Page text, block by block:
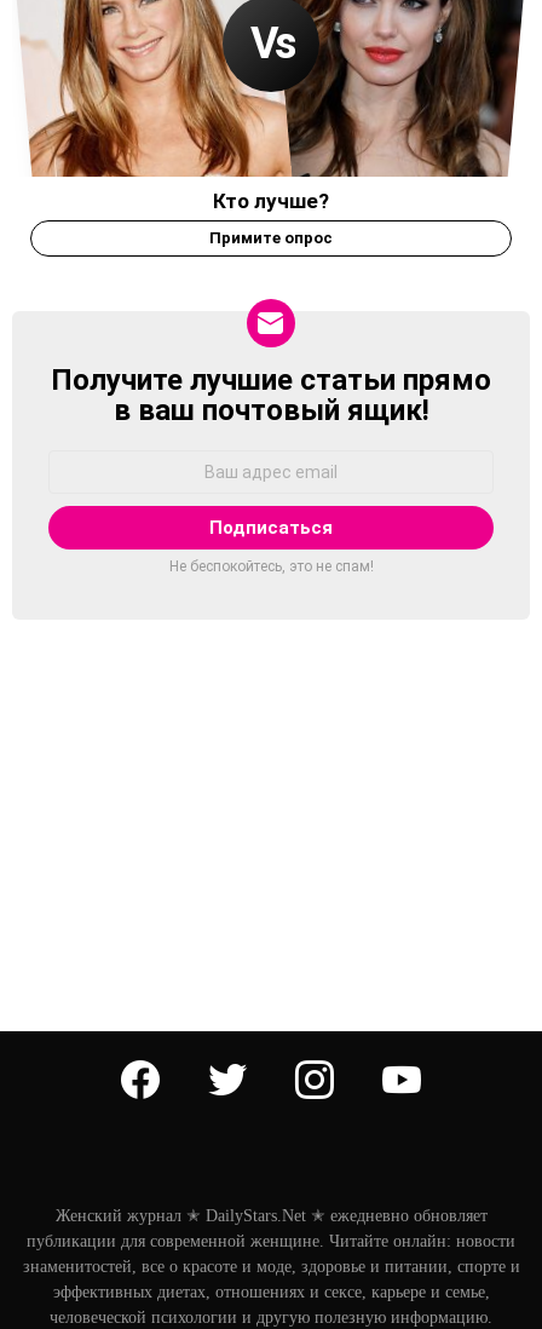
Кто лучше?
Примите опрос
NEWSLETTER
Получите лучшие статьи прямо
в ваш почтовый ящик!
Не беспокойтесь, это не спам!
facebook twitter instagram
Женский журнал ✭ DailyStars.Net ✭ ежедневно обновляет
публикации для современной женщине. Читайте онлайн: новости
знаменитостей, все о красоте и моде, здоровье и питании, спорте и
эффективных диетах, отношениях и сексе, карьере и семье,
человеческой психологии и другую полезную информацию.